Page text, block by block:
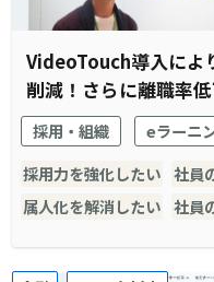
VideoTouch導入によ
削減！さらに離職率
採用・組織
eラーニ
採用力を強化したい 社員
属人化を解消したい 社員